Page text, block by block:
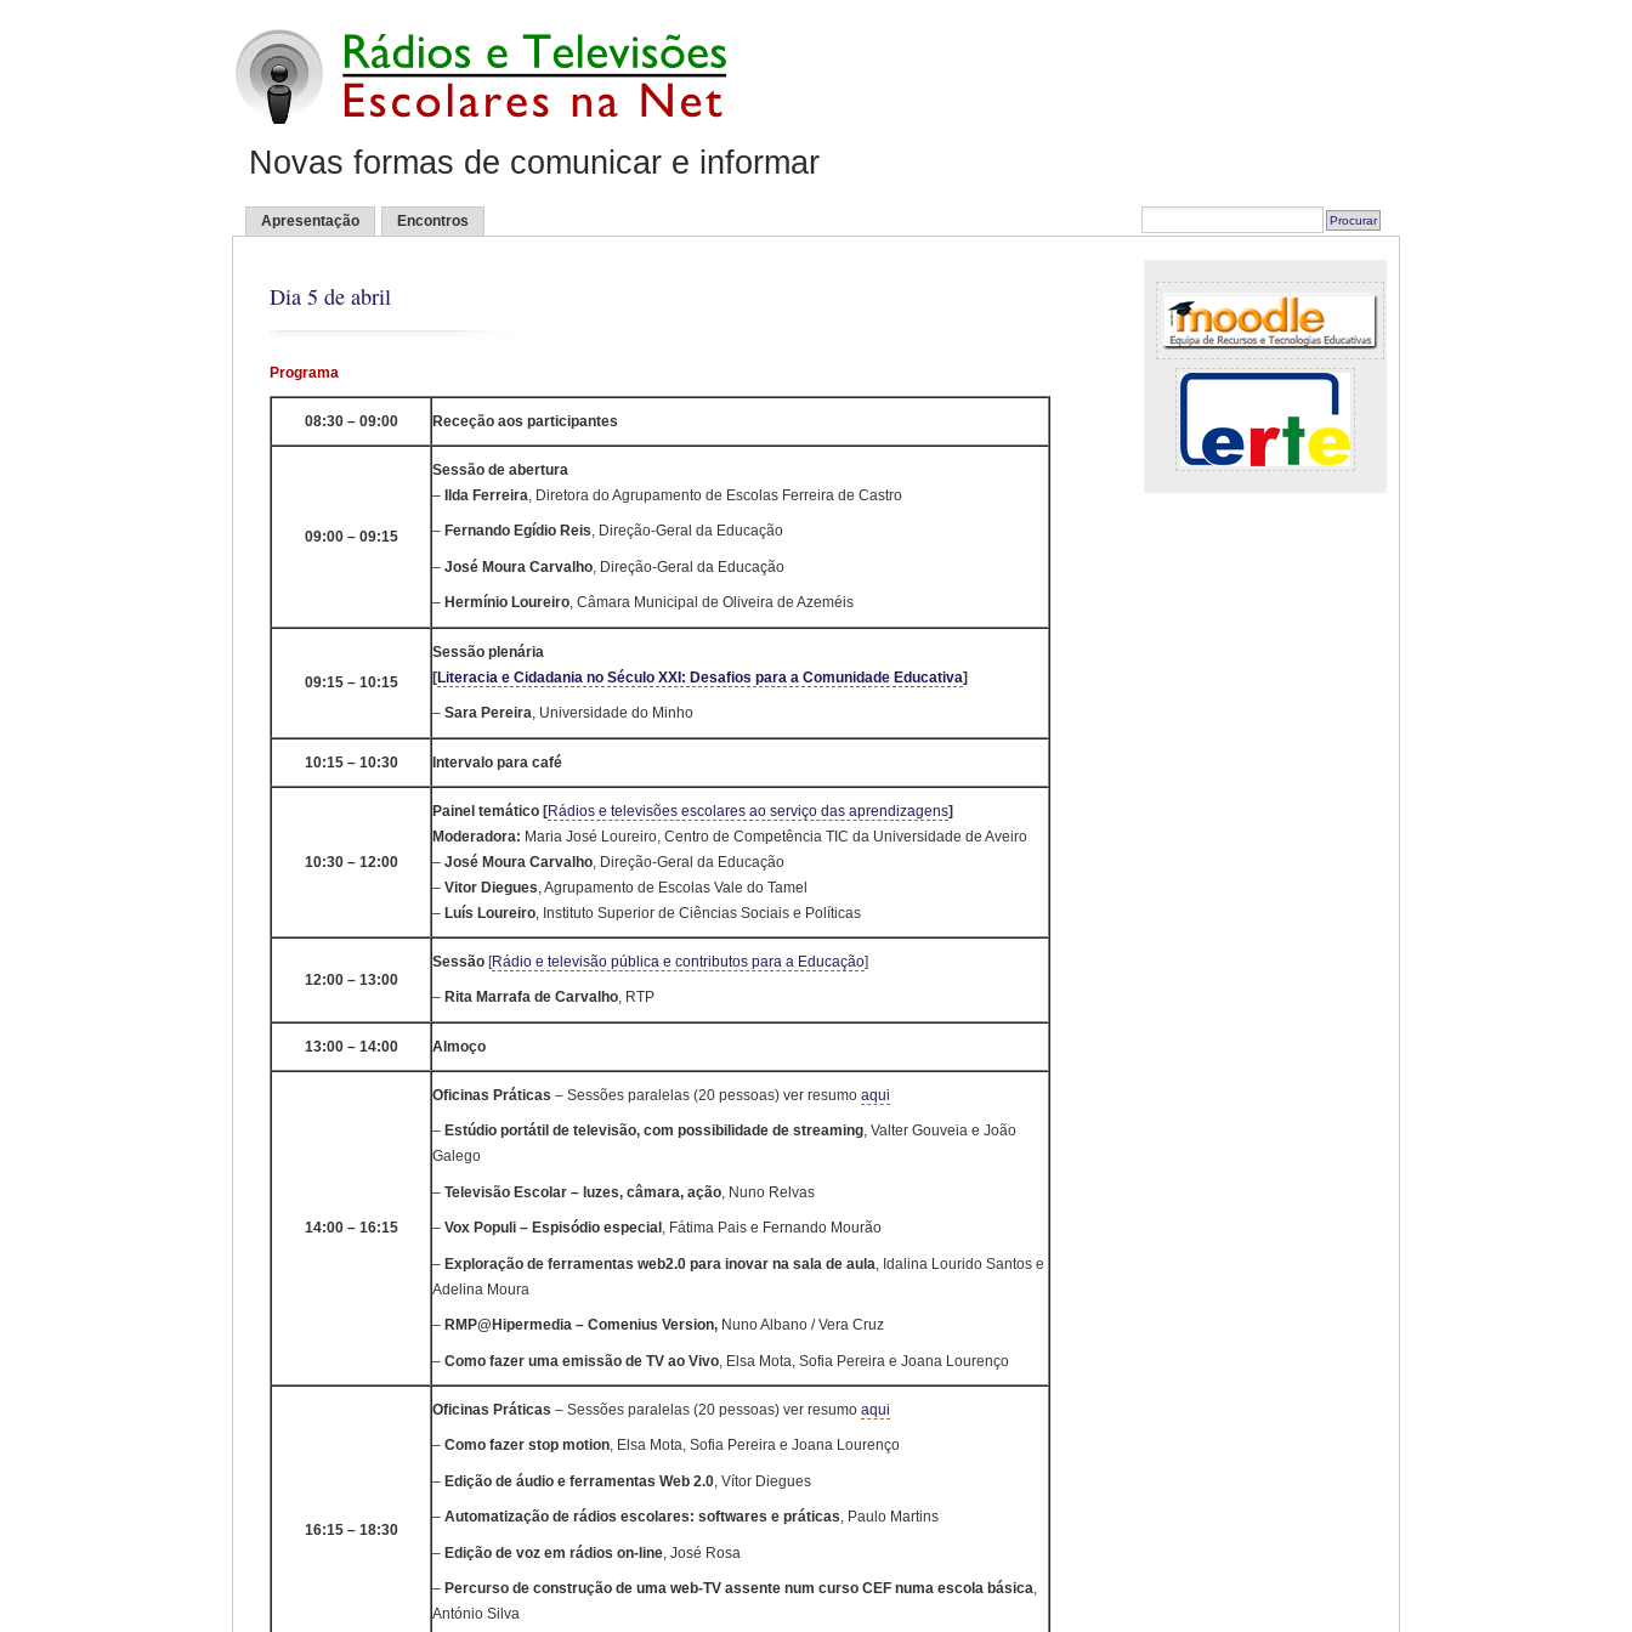
Novas formas de comunicar e informar
Apresentação Encontros
Dia 5 de abril
Programa
08:30 – 09:00 Receção aos participantes
09:00 – 09:15
Sessão de abertura
– Ilda Ferreira , Diretora do Agrupamento de Escolas Ferreira de Castro
– Fernando Egídio Reis, Direção-Geral da Educação
– José Moura Carvalho , Direção-Geral da Educação
– Hermínio Loureiro, Câmara Municipal de Oliveira de Azeméis
09:15 – 10:15
Sessão plenária
[Literacia e Cidadania no Século XXI: Desafios para a Comunidade Educativa]
– Sara Pereira, Universidade do Minho
10:15 – 10:30 Intervalo para café
10:30 – 12:00
Painel temático [Rádios e televisões escolares ao serviço das aprendizagens]
Moderadora: Maria José Loureiro, Centro de Competência TIC da Universidade de Aveiro
– José Moura Carvalho , Direção-Geral da Educação
– Vitor Diegues , Agrupamento de Escolas Vale do Tamel
– Luís Loureiro Instituto Superior de Ciências Sociais e Políticas
12:00 – 13:00
Sessão [Rádio e televisão pública e contributos para a Educação]
– Rita Marrafa de Carvalho, RTP
13:00 – 14:00 Almoço
14:00 – 16:15
Oficinas Práticas – Sessões paralelas (20 pessoas) ver resumo aqui
– Estúdio portátil de televisão, com possibilidade de streaming, Valter Gouveia e João
Galego
– Televisão Escolar – luzes, câmara, ação , Nuno Relvas
– Vox Populi – Espisódio especial , Fátima Pais e Fernando Mourão
– Exploração de ferramentas web2.0 para inovar na sala de aula , Idalina Lourido Santos e
Adelina Moura
– RMP@Hipermedia – Comenius Version, Nuno Albano / Vera Cruz
– Como fazer uma emissão de TV ao Vivo , Elsa Mota, Sofia Pereira e Joana Lourenço
16:15 – 18:30
Oficinas Práticas – Sessões paralelas (20 pessoas) ver resumo aqui
– Como fazer stop motion, Elsa Mota, Sofia Pereira e Joana Lourenço
– Edição de áudio e ferramentas Web 2.0 , Vítor Diegues
– Automatização de rádios escolares: softwares e práticas, Paulo Martins
– Edição de voz em rádios on-line , José Rosa
– Percurso de construção de uma web-TV assente num curso CEF numa escola básica,
António Silva